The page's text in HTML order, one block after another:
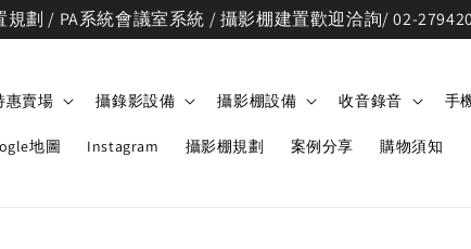
劃 / PA系統會議室系統 / 攝影棚建置歡迎洽詢/ 02-
惠賣場 攝錄影設備 攝影棚設備 收音錄音 手
地圖 Instagram 攝影棚規劃 案例分享 購物須知